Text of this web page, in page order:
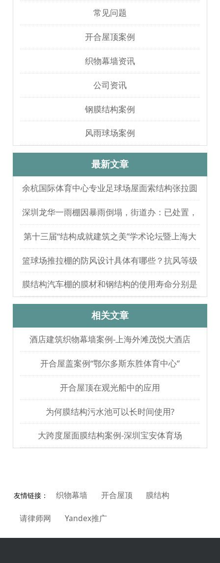
常见问题
开合屋顶案例
织物幕墙资讯
公司资讯
钢膜结构案例
风雨球场案例
最新文章
余杭国际体育中心专业足球场屋面索结构张拉圆
满完成
深圳龙华一雨棚因暴雨倒塌，街道办：已处置，
无人员伤亡
第十三届“结构成就建筑之美”学术论坛暨上海大
歌剧院观摩
篮球场推拉棚的防风设计具体有哪些？抗风等级
如何测试验证？
膜结构汽车棚的膜材和钢结构的使用寿命分别是
多久？
相关文章
酒店建筑织物幕墙案例-上海外滩茂悦大酒店
开合屋盖案例“鄂尔多斯东胜体育中心”
开合屋顶在观光船中的应用
为何膜结构污水池可以长时间使用?
大跨度屋面膜结构案例-深圳宝安体育场
友情链接： 织物幕墙 开合屋顶 膜结构
请律师网 Yandex推广